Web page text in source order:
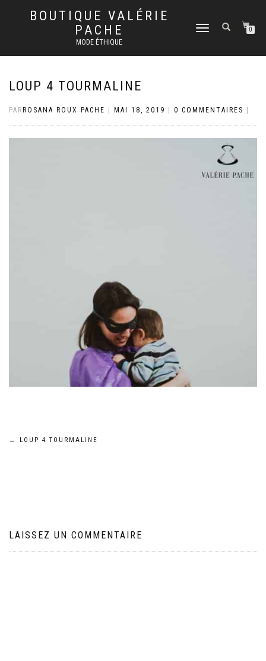
BOUTIQUE VALÉRIE
PACHE
MODE ÉTHIQUE
DÉPLIER
0
LOUP 4 TOURMALINE
PAR ROSANA ROUX PACHE MAI 18, 2019 0 COMMENTAIRES
Navigation
← LOUP 4 TOURMALINE
LAISSEZ UN COMMENTAIRE